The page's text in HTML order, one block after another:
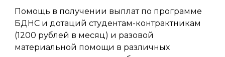
Помощь в получении выплат по программе
БДНС и дотаций студентам-контрактникам
(1200 рублей в месяц) и разовой
материальной помощи в различных